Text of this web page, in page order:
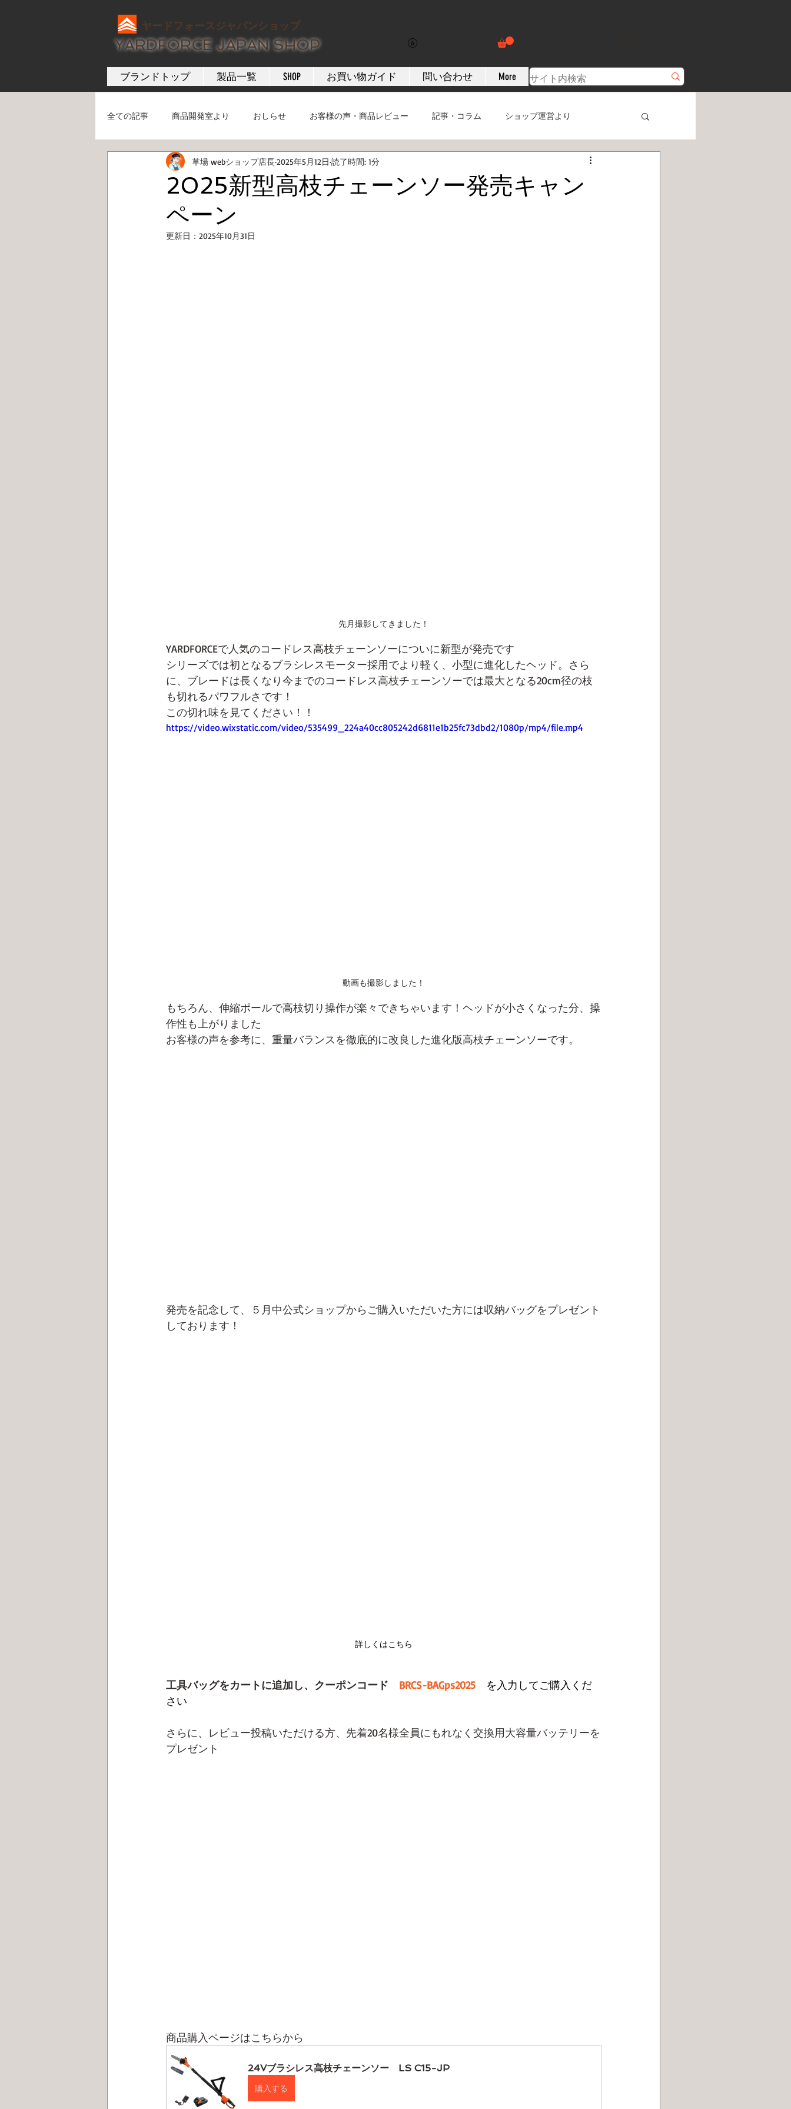
ヤードフォースジャパンショップ
YARDFORCE JAPAN SHOP
ブランドトップ 製品一覧 SHOP お買い物ガイド 問い合わせ More
全ての記事 商品開発室より おしらせ お客様の声・商品レビュー 記事・コラム ショップ運営より
2025新型高枝チェーンソー発売キャン
ペーン
草場 webショップ店長2025年5月12日 読了時間: 1分
更新日： 2025年10月31日
先月撮影してきました！
YARDFORCEで人気のコードレス高枝チェーンソーについに新型が発売です
シリーズでは初となるブラシレスモーター採用でより軽く、小型に進化したヘッド。さら
に、ブレードは長くなり今までのコードレス高枝チェーンソーでは最大となる20cm径の枝
も切れるパワフルさです！
この切れ味を見てください！！
https://video.wixstatic.com/video/535499_224a40cc805242d6811e1b25fc73dbd2/1080p/mp4/file.mp4
動画も撮影しました！
もちろん、伸縮ポールで高枝切り操作が楽々できちゃいます！ヘッドが小さくなった分、操
作性も上がりました
お客様の声を参考に、重量バランスを徹底的に改良した進化版高枝チェーンソーです。
発売を記念して、５月中公式ショップからご購入いただいた方には収納バッグをプレゼント
しております！
詳しくはこちら
工具バッグをカートに追加し、クーポンコード BRCS-BAGps2025 を入力してご購入くだ
さい
さらに、レビュー投稿いただける方、先着20名様全員にもれなく交換用大容量バッテリーを
プレゼント
商品購入ページはこちらから
24Vブラシレス高枝チェーンソー　LS C15-JP
購入する